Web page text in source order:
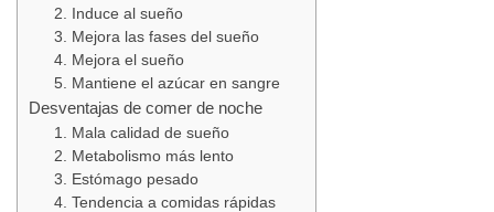
2. Induce al sueño
3. Mejora las fases del sueño
4. Mejora el sueño
5. Mantiene el azúcar en sangre
Desventajas de comer de noche
1. Mala calidad de sueño
2. Metabolismo más lento
3. Estómago pesado
4. Tendencia a comidas rápidas